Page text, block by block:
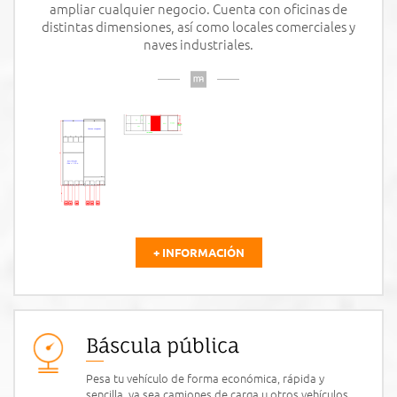
ampliar cualquier negocio. Cuenta con oficinas de
distintas dimensiones, así como locales comerciales y
naves industriales.
+ INFORMACIÓN
Báscula pública
Pesa tu vehículo de forma económica, rápida y